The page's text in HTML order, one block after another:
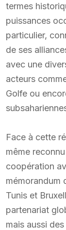
termes
puissances
particulier,
de ses
avec une
acteurs
Golfe ou
Face à cette
même
coopération
mémorandum
Tunis et
partenariat
mais aussi